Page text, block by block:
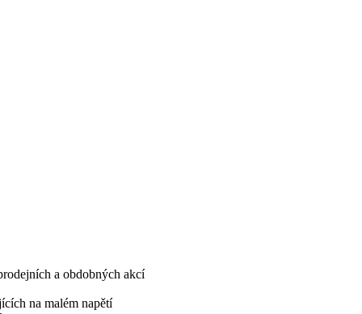
a obdobných akcí
na malém napětí